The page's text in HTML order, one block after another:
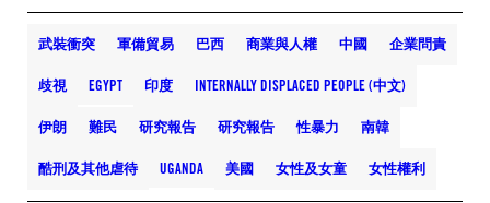
武裝衝突 軍備貿易 巴西 商業與人權 中國 企業問責
歧視 EGYPT 印度 INTERNALLY DISPLACED PEOPLE (中文)
伊朗 難民 研究報告 研究報告 性暴力 南韓
酷刑及其他虐待 UGANDA 美國 女性及女童 女性權利